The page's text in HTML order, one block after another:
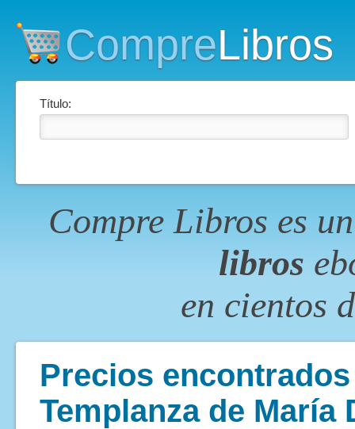
CompreLibros
Título:
Compre Libros es
libros
en cientos
Precios
Templanza de María